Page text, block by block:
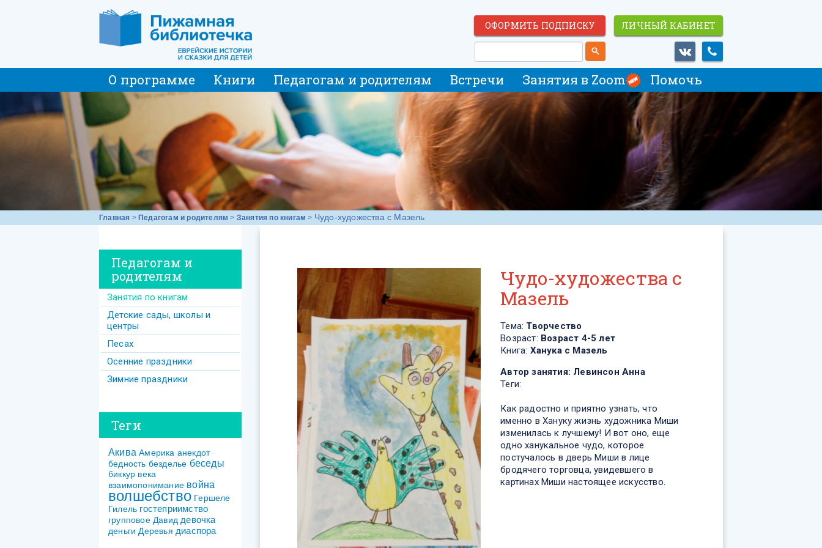
ОФОРМИТЬ ПОДПИСКУ ЛИЧНЫЙ КАБИНЕТ
О программе Книги Педагогам и родителям Встречи Занятия в Zoom Помочь
Главная > Педагогам и родителям > Занятия по книгам > Чудо-художества с Мазель
Чудо-художества с
Мазель
Тема: Творчество
Возраст: Возраст 4-5 лет
Книга: Ханука с Мазель
Автор занятия: Левинсон Анна
Теги:
Как радостно и приятно узнать, что
именно в Хануку жизнь художника Миши
изменилась к лучшему! И вот оно, еще
одно ханукальное чудо, которое
постучалось в дверь Миши в лице
бродячего торговца, увидевшего в
картинах Миши настоящее искусство.
Педагогам и
родителям
Занятия по книгам
Детские сады, школы и
центры
Песах
Осенние праздники
Зимние праздники
Теги
Акива Америка анекдот
бедность безделье беседы
биккур века
взаимопонимание война
волшебство Гершеле
Гилель гостеприимство
групповое Давид девочка
деньги Деревья диаспора